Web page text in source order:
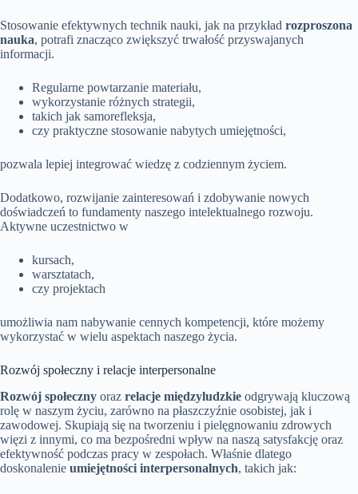
Stosowanie efektywnych technik nauki, jak na przykład rozproszona
nauka, potrafi znacząco zwiększyć trwałość przyswajanych
informacji.
Regularne powtarzanie materiału,
wykorzystanie różnych strategii,
takich jak samorefleksja,
czy praktyczne stosowanie nabytych umiejętności,
pozwala lepiej integrować wiedzę z codziennym życiem.
Dodatkowo, rozwijanie zainteresowań i zdobywanie nowych
doświadczeń to fundamenty naszego intelektualnego rozwoju.
Aktywne uczestnictwo w
kursach,
warsztatach,
czy projektach
umożliwia nam nabywanie cennych kompetencji, które możemy
wykorzystać w wielu aspektach naszego życia.
Rozwój społeczny i relacje interpersonalne
Rozwój społeczny oraz relacje międzyludzkie odgrywają kluczową
rolę w naszym życiu, zarówno na płaszczyźnie osobistej, jak i
zawodowej. Skupiają się na tworzeniu i pielęgnowaniu zdrowych
więzi z innymi, co ma bezpośredni wpływ na naszą satysfakcję oraz
efektywność podczas pracy w zespołach. Właśnie dlatego
doskonalenie umiejętności interpersonalnych, takich jak: